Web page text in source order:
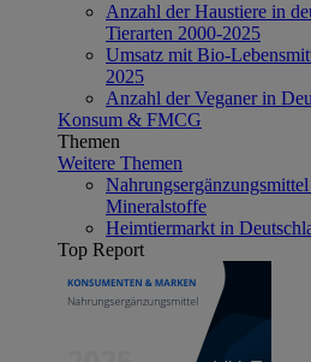
Anzahl der Haustiere in
Tierarten 2000-2025
Umsatz mit Bio-
2025
Anzahl der Veganer in
Konsum & FMCG
Themen
Weitere Themen
Mineralstoffe
Heimtiermarkt in
Top Report